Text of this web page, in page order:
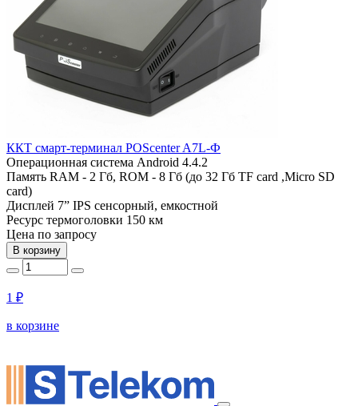
ККТ смарт-терминал POScenter A7L-Ф
Операционная система Android 4.4.2
Память RAM - 2 Гб, ROM - 8 Гб (до 32 Гб TF card ,Micro SD
card)
Дисплей 7” IPS сенсорный, емкостной
Ресурс термоголовки 150 км
Цена по запросу
В корзину
1 ₽
в корзине